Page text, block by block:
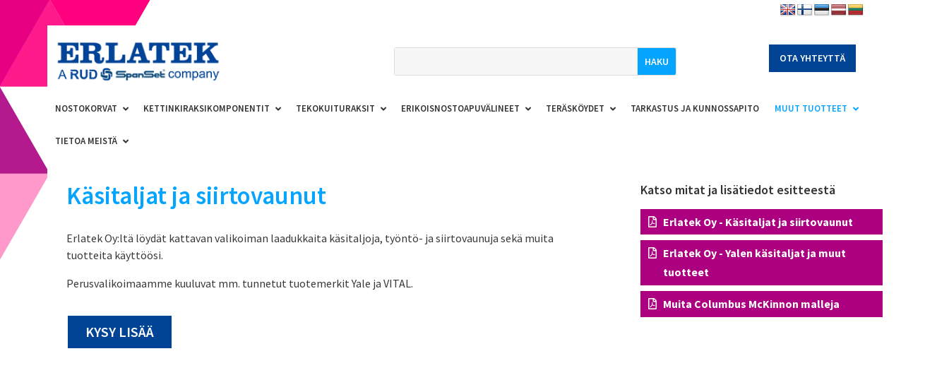
OTA YHTEYTTÄ
NOSTOKORVAT KETTINKIRAKSIKOMPONENTIT TEKOKUITURAKSIT ERIKOISNOSTOAPUVÄLINEET TERÄSKÖYDET TARKASTUS JA KUNNOSSAPITO MUUT TUOTTEET
TIETOA MEISTÄ
Käsitaljat ja siirtovaunut
Erlatek Oy:ltä löydät kattavan valikoiman laadukkaita käsitaljoja, työntö- ja siirtovaunuja sekä muita
tuotteita käyttöösi.
Perusvalikoimaamme kuuluvat mm. tunnetut tuotemerkit Yale ja VITAL.
KYSY LISÄÄ
Katso mitat ja lisätiedot esitteestä
Erlatek Oy - Käsitaljat ja siirtovaunut
Erlatek Oy - Yalen käsitaljat ja muut
tuotteet
Muita Columbus McKinnon malleja